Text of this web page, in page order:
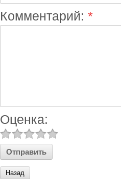
Комментарий: *
Оценка:
Назад